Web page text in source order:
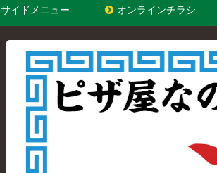
サイドメニュー オンラインチラシ